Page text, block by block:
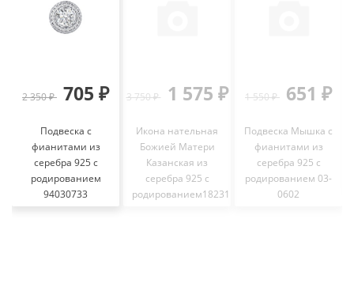
2 350 ₽ 705 ₽
Подвеска с
фианитами из
серебра 925 с
родированием
94030733
3 750 ₽ 1 575 ₽
Икона нательная
Божией Матери
Казанская из
серебра 925 с
родированием18231
1 550 ₽ 651 ₽
Подвеска Мышка с
фианитами из
серебра 925 с
родированием 03-
0602